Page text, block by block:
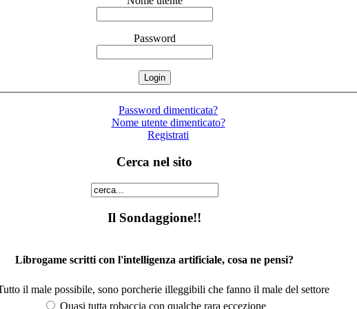
Password
Password dimenticata?
Nome utente dimenticato?
Registrati
Cerca nel sito
Il Sondaggione!!
Librogame scritti con l'intelligenza artificiale, cosa ne pensi?
il male possibile, sono porcherie illeggibili che fanno il male del settore
Quasi tutta robaccia con qualche rara eccezione